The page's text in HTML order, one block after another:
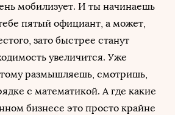
мобилизует. И ты начинаешь
пятый официант, а может,
зато быстрее станут
увеличится. Уже
размышляешь, смотришь,
с математикой. А где какие
бизнесе это просто крайне